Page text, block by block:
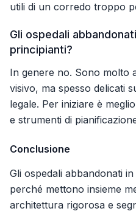
utili di un corredo troppo
Gli ospedali
principianti?
In genere no. Sono molto
visivo, ma spesso delicati
legale. Per iniziare è
e strumenti di
Conclusione
Gli ospedali abbandonati
perché mettono insieme
architettura rigorosa e